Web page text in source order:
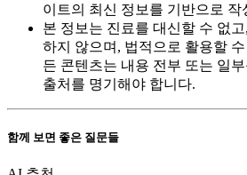
이트의 최신 정보를 기반으로 작
본 정보는 진료를 대신할 수 없
하지 않으며, 법적으로 활용할
든 콘텐츠는 내용 전부 또는 일
출처를 명기해야 합니다.
함께 보면 좋은 질문들